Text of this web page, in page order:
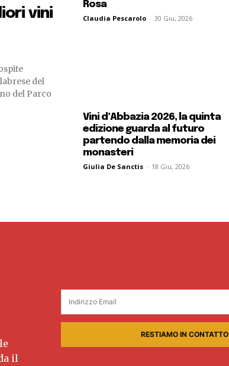
vini
del
del Parco
Rosa
Claudia Pescarolo - 30 Giu, 2026
Vini d’Abbazia 2026, la quinta
edizione guarda al futuro
partendo dalla memoria dei
monasteri
Giulia De Sanctis - 18 Giu, 2026
il
RESTIAMO IN CONTATTO